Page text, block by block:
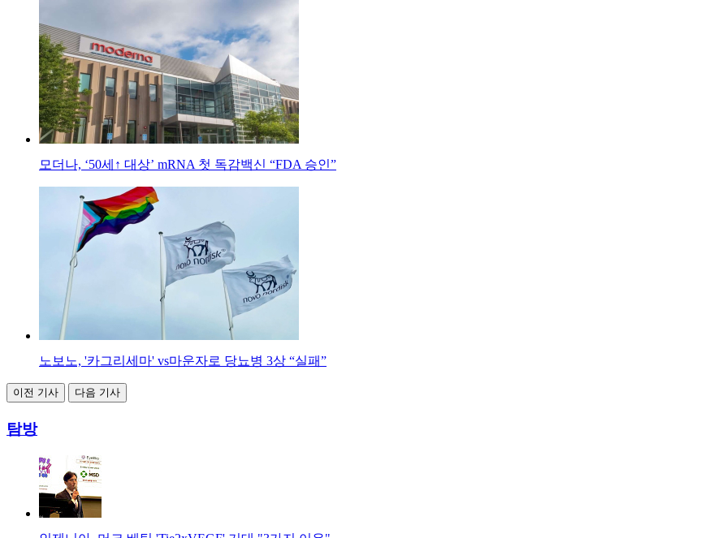
모더나, ‘50세↑ 대상’ mRNA 첫 독감백신 “FDA 승인”
노보노, '카그리세마' vs마운자로 당뇨병 3상 “실패”
이전 기사 다음 기사
탐방